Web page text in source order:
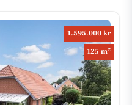
1.595.000 kr
125 m2